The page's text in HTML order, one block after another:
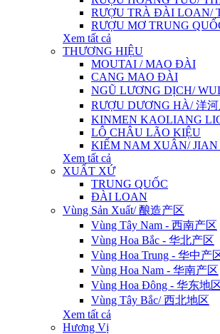
RƯỢU TRÀ ĐÀI LOAN/
RƯỢU MƠ TRUNG
Xem tất cả
THƯƠNG HIỆU
MOUTAI / MAO ĐÀI
CANG MAO ĐÀI
NGŨ LƯƠNG DỊCH/
RƯỢU DƯƠNG HÀ/ 洋河
KINMEN KAOLIANG
LÔ CHÂU LÃO KIỆU
KIẾM NAM XUÂN/
Xem tất cả
XUẤT XỨ
TRUNG QUỐC
ĐÀI LOAN
Vùng Sản Xuất/ 酿造产区
Vùng Tây Nam - 西南产区
Vùng Hoa Bắc - 华北产区
Vùng Hoa Trung - 华中产
Vùng Hoa Nam - 华南产区
Vùng Hoa Đông - 华东地
Vùng Tây Bắc/ 西北地区
Xem tất cả
Hương Vị